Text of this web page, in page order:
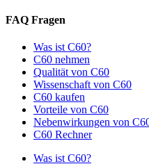
FAQ Fragen
Was ist C60?
C60 nehmen
Qualität von C60
Wissenschaft von C60
C60 kaufen
Vorteile von C60
Nebenwirkungen von
C60 Rechner
Was ist C60?